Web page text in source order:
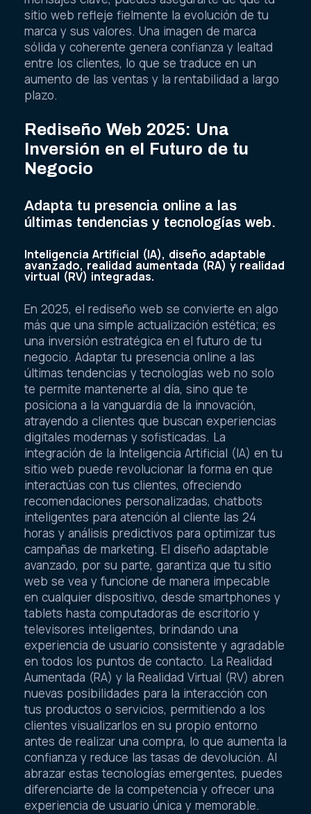
sitio web refleje fielmente la evolución de tu
marca y sus valores. Una imagen de marca
sólida y coherente genera confianza y lealtad
entre los clientes, lo que se traduce en un
aumento de las ventas y la rentabilidad a largo
plazo.
Rediseño Web 2025: Una
Inversión en el Futuro de tu
Negocio
Adapta tu presencia online a las
últimas tendencias y tecnologías web.
Inteligencia Artificial (IA), diseño adaptable
avanzado, realidad aumentada (RA) y realidad
virtual (RV) integradas.
En 2025, el rediseño web se convierte en algo
más que una simple actualización estética; es
una inversión estratégica en el futuro de tu
negocio. Adaptar tu presencia online a las
últimas tendencias y tecnologías web no solo
te permite mantenerte al día, sino que te
posiciona a la vanguardia de la innovación,
atrayendo a clientes que buscan experiencias
digitales modernas y sofisticadas. La
integración de la Inteligencia Artificial (IA) en tu
sitio web puede revolucionar la forma en que
interactúas con tus clientes, ofreciendo
recomendaciones personalizadas, chatbots
inteligentes para atención al cliente las 24
horas y análisis predictivos para optimizar tus
campañas de marketing. El diseño adaptable
avanzado, por su parte, garantiza que tu sitio
web se vea y funcione de manera impecable
en cualquier dispositivo, desde smartphones y
tablets hasta computadoras de escritorio y
televisores inteligentes, brindando una
experiencia de usuario consistente y agradable
en todos los puntos de contacto. La Realidad
Aumentada (RA) y la Realidad Virtual (RV) abren
nuevas posibilidades para la interacción con
tus productos o servicios, permitiendo a los
clientes visualizarlos en su propio entorno
antes de realizar una compra, lo que aumenta la
confianza y reduce las tasas de devolución. Al
abrazar estas tecnologías emergentes, puedes
diferenciarte de la competencia y ofrecer una
experiencia de usuario única y memorable.